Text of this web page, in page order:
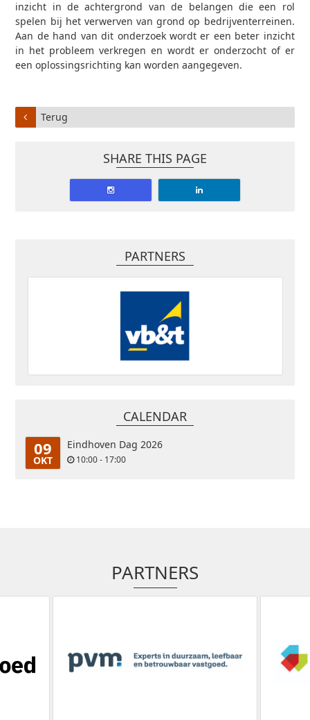
inzicht in de achtergrond van de belangen die een rol
spelen bij het verwerven van grond op bedrijventerreinen.
Aan de hand van dit onderzoek wordt er een beter inzicht
in het probleem verkregen en wordt er onderzocht of er
een oplossingsrichting kan worden aangegeven.
Terug
SHARE THIS PAGE
PARTNERS
CALENDAR
09
OKT
Eindhoven Dag 2026
10:00 - 17:00
PARTNERS